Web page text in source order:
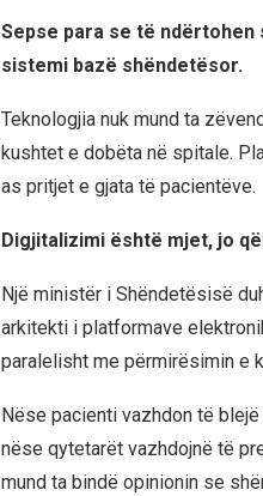
Sepse para se të
sistemi bazë shëndetësor.
Teknologjia nuk mund ta
kushtet e dobëta në spitale.
as pritjet e gjata të pacientëve.
Digjitalizimi është mjet, jo
Një ministër i Shëndetësisë
arkitekti i platformave
paralelisht me përmirësimin e
Nëse pacienti vazhdon të
nëse qytetarët vazhdojnë të
mund ta bindë opinionin se